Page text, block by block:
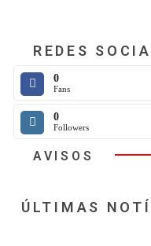
REDES
0
Fans
0
Followers
AVISOS
ÚLTIMAS